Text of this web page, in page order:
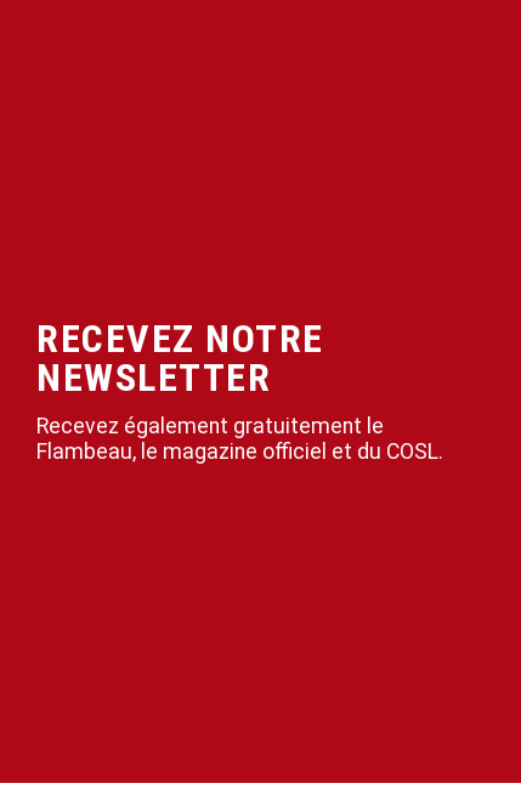
RECEVEZ NOTRE
NEWSLETTER
Recevez également gratuitement le
Flambeau, le magazine officiel et du COSL.